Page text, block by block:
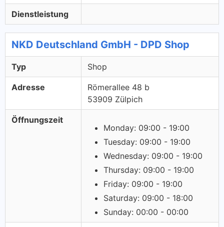
Dienstleistung
NKD Deutschland GmbH - DPD Shop
Typ Shop
Adresse
Römerallee 48 b
53909 Zülpich
Öffnungszeit
Monday: 09:00 - 19:00
Tuesday: 09:00 - 19:00
Wednesday: 09:00 - 19:00
Thursday: 09:00 - 19:00
Friday: 09:00 - 19:00
Saturday: 09:00 - 18:00
Sunday: 00:00 - 00:00